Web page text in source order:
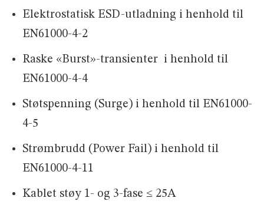
Elektrostatisk ESD-utladning i henhold til
EN61000-4-2
Raske «Burst»-transienter i henhold til
EN61000-4-4
Støtspenning (Surge) i henhold til EN61000-
4-5
Strømbrudd (Power Fail) i henhold til
EN61000-4-11
Kablet støy 1- og 3-fase ≤ 25A